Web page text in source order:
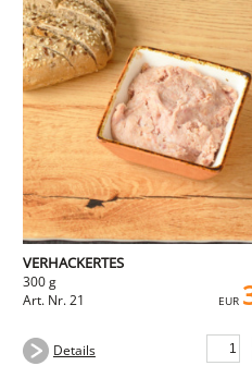
VERHACKERTES
300 g
Art. Nr. 21
EUR
Details